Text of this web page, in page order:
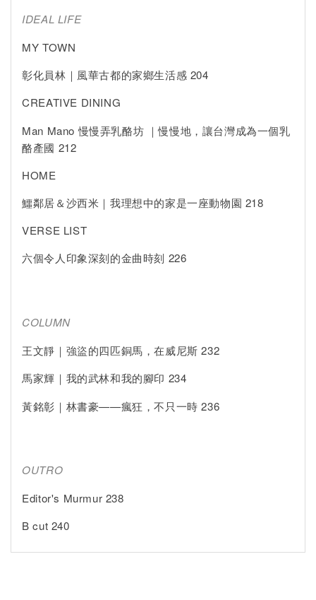
IDEAL LIFE
MY TOWN
彰化員林｜風華古都的家鄉生活感 204
CREATIVE DINING
Man Mano 慢慢弄乳酪坊 ｜慢慢地，讓台灣成為一個乳
酪產國 212
HOME
鱷鄰居＆沙西米｜我理想中的家是一座動物園 218
VERSE LIST
六個令人印象深刻的金曲時刻 226
COLUMN
王文靜｜強盜的四匹銅馬，在威尼斯 232
馬家輝｜我的武林和我的腳印 234
黃銘彰｜林書豪——瘋狂，不只一時 236
OUTRO
Editor's Murmur 238
B cut 240